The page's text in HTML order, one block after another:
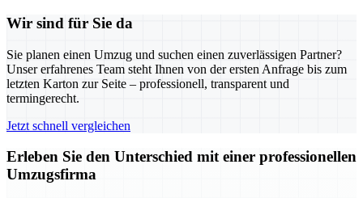
Wir sind für Sie da
Sie planen einen Umzug und suchen einen zuverlässigen Partner?
Unser erfahrenes Team steht Ihnen von der ersten Anfrage bis zum
letzten Karton zur Seite – professionell, transparent und
termingerecht.
Jetzt schnell vergleichen
Erleben Sie den Unterschied mit einer professionellen
Umzugsfirma